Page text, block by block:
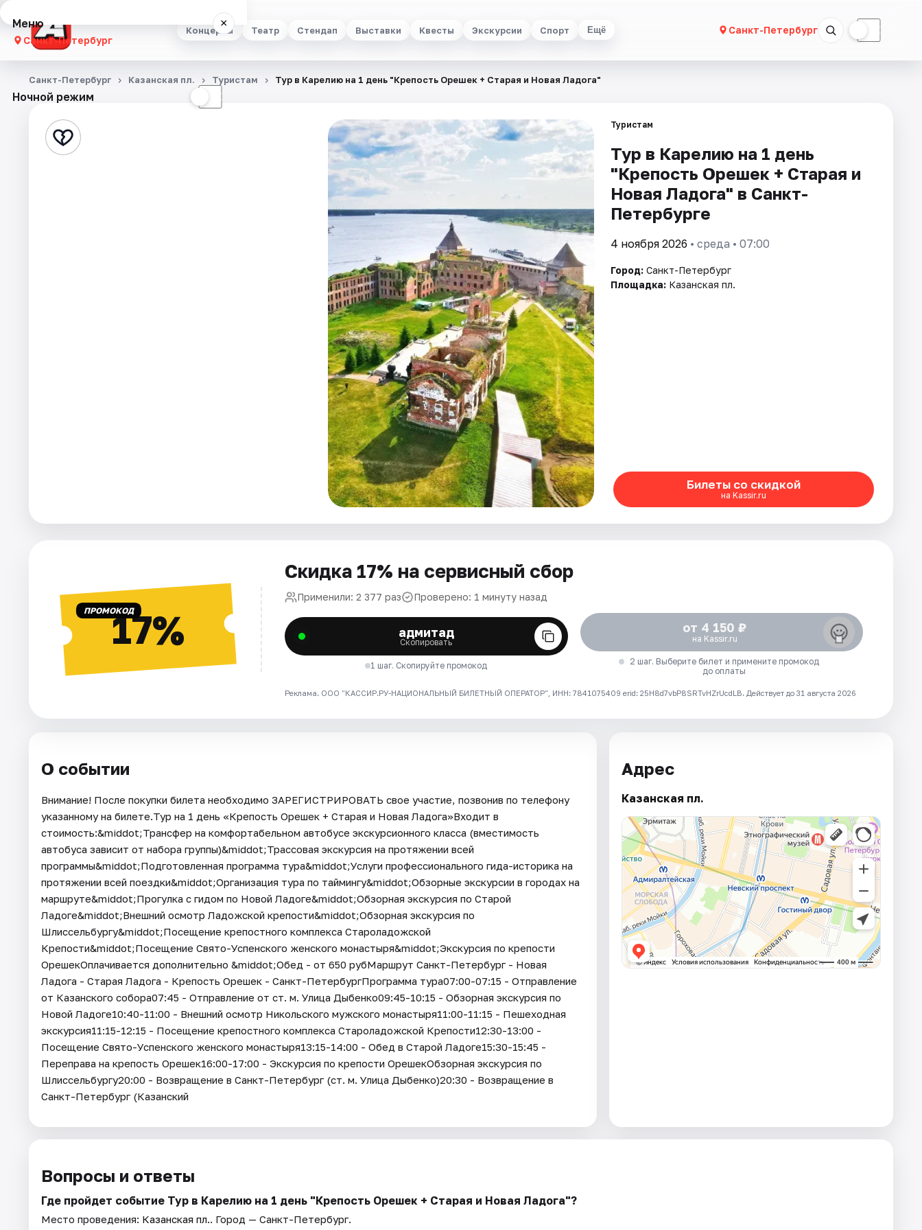
Концерты Театр Стендап Выставки Квесты Экскурсии Спорт Ещё Санкт-Петербург ☾
Меню ×
Санкт-Петербург
Концерты
Стендап
Ночной режим ☾
Санкт-Петербург Казанская пл. Туристам Тур в Карелию на 1 день "Крепость Орешек + Старая и Новая Ладога"
Туристам
Тур в Карелию на 1 день
"Крепость Орешек + Старая и
Новая Ладога" в Санкт-
Петербурге
4 ноября 2026 • среда • 07:00
Город: Санкт-Петербург
Площадка: Казанская пл.
Билеты со скидкой
на Kassir.ru
ПРОМОКОД17%
Скидка 17% на сервисный сбор
Применили: 2 377 раз Проверено: 1 минуту назад
адмитад
Скопировать
1 шаг. Скопируйте промокод
от 4 150 ₽
на Kassir.ru
2 шаг. Выберите билет и примените промокод
до оплаты
Реклама. ООО "КАССИР.РУ-НАЦИОНАЛЬНЫЙ БИЛЕТНЫЙ ОПЕРАТОР", ИНН: 7841075409 erid: 25H8d7vbP8SRTvHZrUcdLB. Действует до 31 августа 2026
О событии
Внимание! После покупки билета необходимо ЗАРЕГИСТРИРОВАТЬ свое участие, позвонив по телефону
указанному на билете.Тур на 1 день «Крепость Орешек + Старая и Новая Ладога»Входит в
стоимость:&middot;Трансфер на комфортабельном автобусе экскурсионного класса (вместимость
автобуса зависит от набора группы)&middot;Трассовая экскурсия на протяжении всей
программы&middot;Подготовленная программа тура&middot;Услуги профессионального гида-историка на
протяжении всей поездки&middot;Организация тура по таймингу&middot;Обзорные экскурсии в городах на
маршруте&middot;Прогулка с гидом по Новой Ладоге&middot;Обзорная экскурсия по Старой
Ладоге&middot;Внешний осмотр Ладожской крепости&middot;Обзорная экскурсия по
Шлиссельбургу&middot;Посещение крепостного комплекса Староладожской
Крепости&middot;Посещение Свято-Успенского женского монастыря&middot;Экскурсия по крепости
ОрешекОплачивается дополнительно &middot;Обед - от 650 рубМаршрут Санкт-Петербург - Новая
Ладога - Старая Ладога - Крепость Орешек - Санкт-ПетербургПрограмма тура07:00-07:15 - Отправление
от Казанского собора07:45 - Отправление от ст. м. Улица Дыбенко09:45-10:15 - Обзорная экскурсия по
Новой Ладоге10:40-11:00 - Внешний осмотр Никольского мужского монастыря11:00-11:15 - Пешеходная
экскурсия11:15-12:15 - Посещение крепостного комплекса Староладожской Крепости12:30-13:00 -
Посещение Свято-Успенского женского монастыря13:15-14:00 - Обед в Старой Ладоге15:30-15:45 -
Переправа на крепость Орешек16:00-17:00 - Экскурсия по крепости ОрешекОбзорная экскурсия по
Шлиссельбургу20:00 - Возвращение в Санкт-Петербург (ст. м. Улица Дыбенко)20:30 - Возвращение в
Санкт-Петербург (Казанский
Адрес
Казанская пл.
Вопросы и ответы
Где пройдет событие Тур в Карелию на 1 день "Крепость Орешек + Старая и Новая Ладога"?
Место проведения: Казанская пл.. Город — Санкт-Петербург.